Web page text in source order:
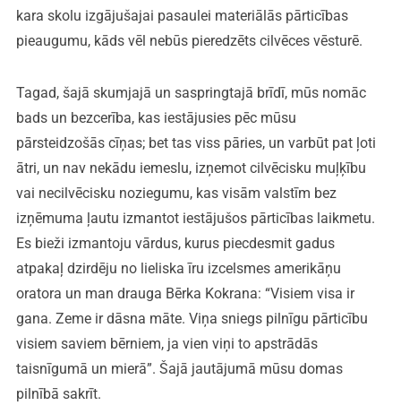
kara skolu izgājušajai pasaulei materiālās pārticības
pieaugumu, kāds vēl nebūs pieredzēts cilvēces vēsturē.
Tagad, šajā skumjajā un saspringtajā brīdī, mūs nomāc
bads un bezcerība, kas iestājusies pēc mūsu
pārsteidzošās cīņas; bet tas viss pāries, un varbūt pat ļoti
ātri, un nav nekādu iemeslu, izņemot cilvēcisku muļķību
vai necilvēcisku noziegumu, kas visām valstīm bez
izņēmuma ļautu izmantot iestājušos pārticības laikmetu.
Es bieži izmantoju vārdus, kurus piecdesmit gadus
atpakaļ dzirdēju no lieliska īru izcelsmes amerikāņu
oratora un man drauga Bērka Kokrana: “Visiem visa ir
gana. Zeme ir dāsna māte. Viņa sniegs pilnīgu pārticību
visiem saviem bērniem, ja vien viņi to apstrādās
taisnīgumā un mierā”. Šajā jautājumā mūsu domas
pilnībā sakrīt.